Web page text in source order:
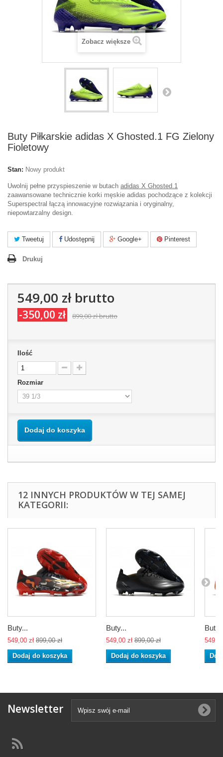
Zobacz większe
Buty Piłkarskie adidas X Ghosted.1 FG Zielony
Fioletowy
Stan: Nowy produkt
Uwolnij pełne przyspieszenie w butach adidas X Ghosted.1
zaawansowane technicznie korki męskie adidas pochodzące z kolekcji
Superspectral łączą innowacyjne rozwiązania i oryginalny,
niepowtarzalny design.
Tweetuj Udostępnij Google+ Pinterest
Drukuj
549,00 złbrutto
-350,00 zł 899,00 złbrutto
Ilość
Rozmiar
Dodaj do koszyka
12 INNYCH PRODUKTÓW W TEJ SAMEJ
KATEGORII:
Buty...
549,00 zł 899,00 zł
Dodaj do koszyka
Buty...
549,00 zł 899,00 zł
Dodaj do koszyka
Newsletter